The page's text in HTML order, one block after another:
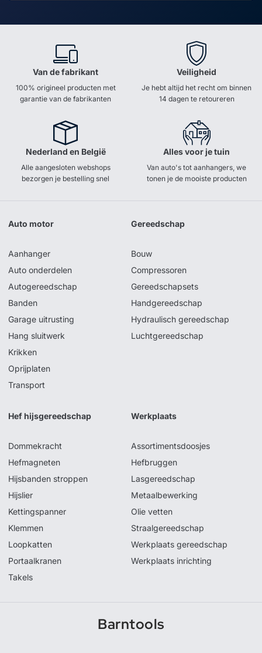
Van de fabrikant
100% origineel producten met
garantie van de fabrikanten
Veiligheid
Je hebt altijd het recht om binnen
14 dagen te retoureren
Nederland en België
Alle aangesloten webshops
bezorgen je bestelling snel
Alles voor je tuin
Van auto's tot aanhangers, we
tonen je de mooiste producten
Auto motor
Aanhanger
Auto onderdelen
Autogereedschap
Banden
Garage uitrusting
Hang sluitwerk
Krikken
Oprijplaten
Transport
Gereedschap
Bouw
Compressoren
Gereedschapsets
Handgereedschap
Hydraulisch gereedschap
Luchtgereedschap
Hef hijsgereedschap
Dommekracht
Hefmagneten
Hijsbanden stroppen
Hijslier
Kettingspanner
Klemmen
Loopkatten
Portaalkranen
Takels
Werkplaats
Assortimentsdoosjes
Hefbruggen
Lasgereedschap
Metaalbewerking
Olie vetten
Straalgereedschap
Werkplaats gereedschap
Werkplaats inrichting
Barntools